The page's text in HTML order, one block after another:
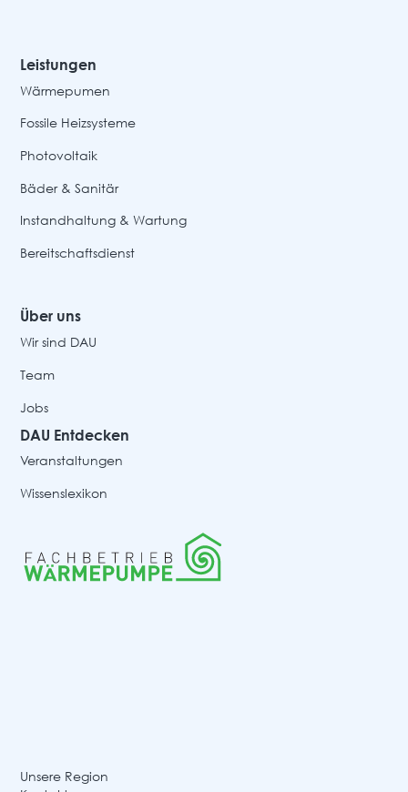
Leistungen
Wärmepumen
Fossile Heizsysteme
Photovoltaik
Bäder & Sanitär
Instandhaltung & Wartung
Bereitschaftsdienst
Über uns
Wir sind DAU
Team
Jobs
DAU Entdecken
Veranstaltungen
Wissenslexikon
Unsere Region